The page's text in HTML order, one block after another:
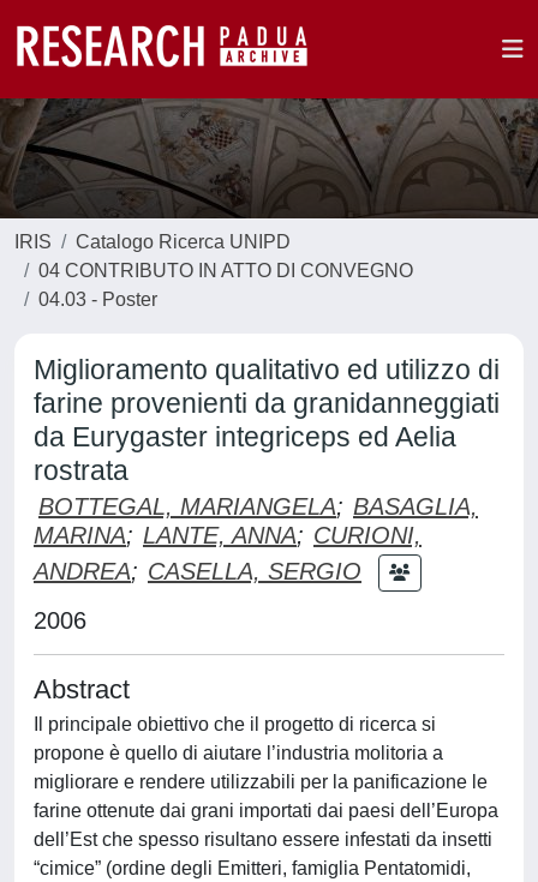
IRIS
Catalogo Ricerca UNIPD
04 CONTRIBUTO IN ATTO DI CONVEGNO
04.03 - Poster
Miglioramento qualitativo ed utilizzo di
farine provenienti da granidanneggiati
da Eurygaster integriceps ed Aelia
rostrata
BOTTEGAL, MARIANGELA; BASAGLIA,
MARINA; LANTE, ANNA; CURIONI,
ANDREA; CASELLA, SERGIO
2006
Abstract
Il principale obiettivo che il progetto di ricerca si
propone è quello di aiutare l’industria molitoria a
migliorare e rendere utilizzabili per la panificazione le
farine ottenute dai grani importati dai paesi dell’Europa
dell’Est che spesso risultano essere infestati da insetti
“cimice” (ordine degli Emitteri, famiglia Pentatomidi,